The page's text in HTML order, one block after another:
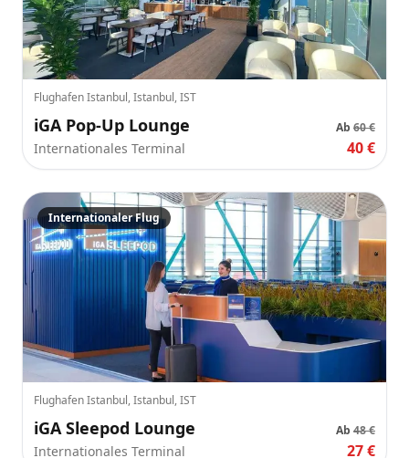
Flughafen Istanbul, Istanbul, IST
iGA Pop-Up Lounge Ab 60 €
Internationales Terminal 40 €
Internationaler Flug
Flughafen Istanbul, Istanbul, IST
iGA Sleepod Lounge Ab 48 €
Internationales Terminal 27 €